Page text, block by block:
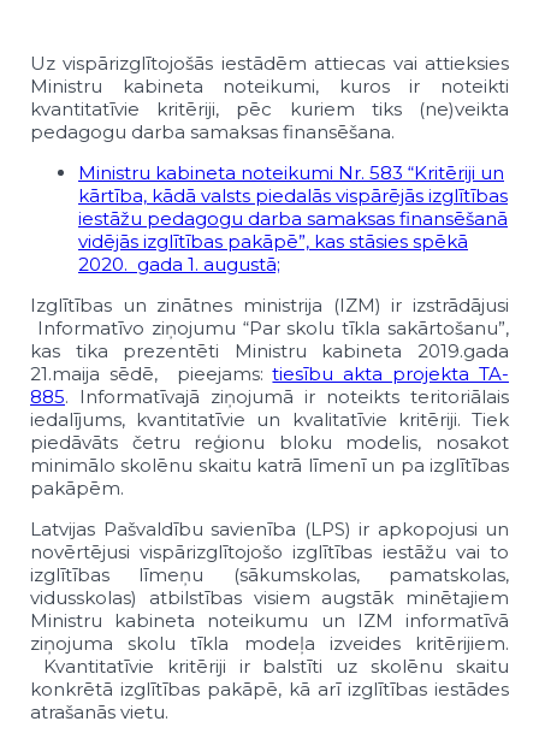
Uz vispārizglītojošās iestādēm attiecas vai attieksies
Ministru kabineta noteikumi, kuros ir noteikti
kvantitatīvie kritēriji, pēc kuriem tiks (ne)veikta
pedagogu darba samaksas finansēšana.
Ministru kabineta noteikumi Nr. 583 “Kritēriji un
kārtība, kādā valsts piedalās vispārējās izglītības
iestāžu pedagogu darba samaksas finansēšanā
vidējās izglītības pakāpē”, kas stāsies spēkā
2020. gada 1. augustā;
Izglītības un zinātnes ministrija (IZM) ir izstrādājusi
Informatīvo ziņojumu “Par skolu tīkla sakārtošanu”,
kas tika prezentēti Ministru kabineta 2019.gada
21.maija sēdē, pieejams:tiesību akta projekta TA-
885. Informatīvajā ziņojumā ir noteikts teritoriālais
iedalījums, kvantitatīvie un kvalitatīvie kritēriji. Tiek
piedāvāts četru reģionu bloku modelis, nosakot
minimālo skolēnu skaitu katrā līmenī un pa izglītības
pakāpēm.
Latvijas Pašvaldību savienība (LPS) ir apkopojusi un
novērtējusi vispārizglītojošo izglītības iestāžu vai to
izglītības līmeņu (sākumskolas, pamatskolas,
vidusskolas) atbilstības visiem augstāk minētajiem
Ministru kabineta noteikumu un IZM informatīvā
ziņojuma skolu tīkla modeļa izveides kritērijiem.
Kvantitatīvie kritēriji ir balstīti uz skolēnu skaitu
konkrētā izglītības pakāpē, kā arī izglītības iestādes
atrašanās vietu.